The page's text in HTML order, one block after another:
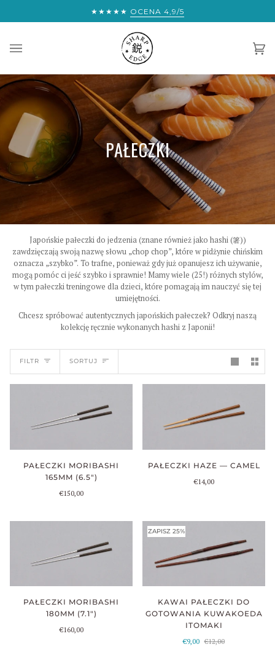
EKSPRESOWEJ WYSYŁKI NA CAŁY ŚWIAT:
★★★★★ OCENA 4,9/5
PAŁECZKI
Japońskie pałeczki do jedzenia (znane również jako hashi (箸))
zawdzięczają swoją nazwę słowu „chop chop”, które w pidżynie chińskim
oznacza „szybko”. To trafne, ponieważ gdy już opanujesz ich używanie,
mogą pomóc ci jeść szybko i sprawnie! Mamy wiele (25!) różnych stylów,
w tym pałeczki treningowe dla dzieci, które pomagają im nauczyć się tej
umiejętności.
Chcesz spróbować autentycznych japońskich pałeczek? Odkryj naszą
kolekcję ręcznie wykonanych hashi z Japonii!
FILTR SORTUJ
SORTUJ
PAŁECZKI MORIBASHI
165MM (6.5")
€150,00
PAŁECZKI HAZE — CAMEL
€14,00
PAŁECZKI MORIBASHI
180MM (7.1")
€160,00
ZAPISZ 25%
KAWAI PAŁECZKI DO
GOTOWANIA KUWAKOEDA
ITOMAKI
€9,00 €12,00